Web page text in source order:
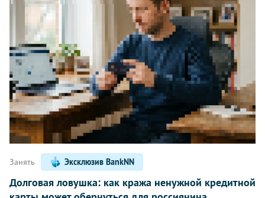
Занять Эксклюзив BankNN
Долговая ловушка: как кража ненужной кредитной